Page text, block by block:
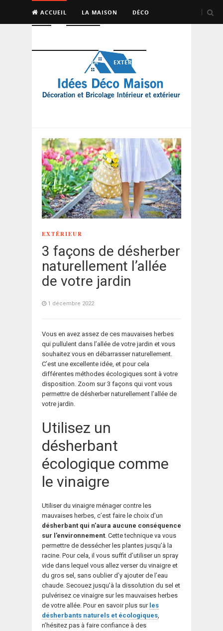
ACCUEIL LA MAISON DÉCO
PISCINE, SAUNA, SPA EXTÉRIEUR
EXTÉRIEUR
3 façons de désherber
naturellement l’allée
de votre jardin
1 décembre 2022
Vous en avez assez de ces mauvaises herbes
qui pullulent dans l’allée de votre jardin et vous
souhaitez vous en débarrasser naturellement.
C’est une excellente idée, et pour cela
différentes méthodes écologiques sont à votre
disposition. Zoom sur 3 façons qui vont vous
permettre de désherber naturellement l’allée de
votre jardin.
Utilisez un
désherbant
écologique comme
le vinaigre
Utiliser du vinaigre ménager contre les
mauvaises herbes, c’est faire le choix d’un
désherbant qui n’aura aucune conséquence
sur l’environnement. Cette technique va vous
permettre de dessécher les plantes jusqu’à la
racine. Pour cela, il vous suffit d’utiliser un spray
vide dans lequel vous allez verser du vinaigre et
du gros sel, sans oublier d’y ajouter de l’eau
chaude. Secouez jusqu’à la dissolution du sel et
pulvérisez ce vinaigre sur les mauvaises herbes
de votre allée. Pour en savoir plus sur les
désherbants naturels et écologiques,
n’hésitez pas à faire confiance à des